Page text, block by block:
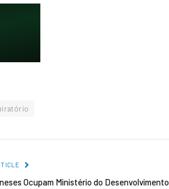
Ocupam Ministério do Desenvolvimento